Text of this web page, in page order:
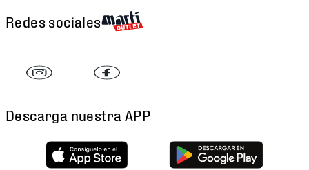
Redes sociales
Descarga nuestra APP